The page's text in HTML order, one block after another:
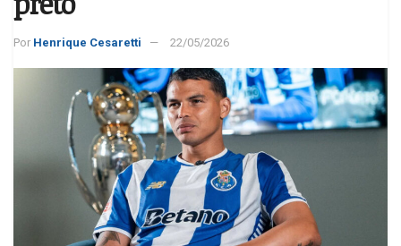
Por Henrique Cesaretti 22/05/2026